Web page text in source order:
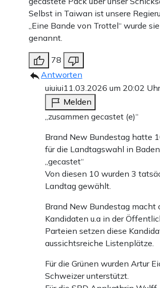
Selbst in Taiwan ist unsere
„Eine Bande von Trottel“ wurde
genannt.
78
Antworten
uiuiui11.03.2026 um 20:02
Melden
„zusammen gecastet (e)“
Brand New Bundestag hatte
für die Landtagswahl in
„gecastet“
Von diesen 10 wurden 3
Landtag gewählt.
Brand New Bundestag macht
Kandidaten u.a in der
Parteien setzen diese
aussichtsreiche Listenplätze.
Für die Grünen wurden Artur
Schweizer unterstützt.